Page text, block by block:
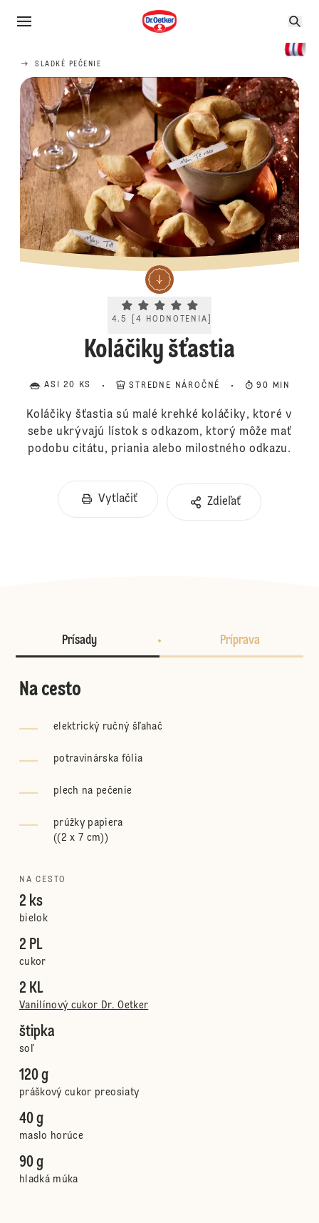
SLADKÉ PEČENIE
Current rating 4.5. Click to rate.
4.5 4 HODNOTENIA
Koláčiky šťastia
ASI 20 KS STREDNE NÁROČNÉ 90 MIN
Koláčiky šťastia sú malé krehké koláčiky, ktoré v
sebe ukrývajú lístok s odkazom, ktorý môže mať
podobu citátu, priania alebo milostného odkazu.
Vytlačiť Zdieľať
Prísady Príprava
Na cesto
elektrický ručný šľahač
potravinárska fólia
plech na pečenie
prúžky papiera
((2 x 7 cm))
NA CESTO
2 ks
bielok
2 PL
cukor
2 KL
Vanilínový cukor Dr. Oetker
štipka
soľ
120 g
práškový cukor preosiaty
40 g
maslo horúce
90 g
hladká múka